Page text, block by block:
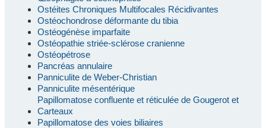
Ostéites Chroniques Multifocales Récidivantes
Ostéochondrose déformante du tibia
Ostéogénèse imparfaite
Ostéopathie striée-sclérose cranienne
Ostéopétrose
Pancréas annulaire
Panniculite de Weber-Christian
Panniculite mésentérique
Papillomatose confluente et réticulée de Gougerot et
Carteaux
Papillomatose des voies biliaires